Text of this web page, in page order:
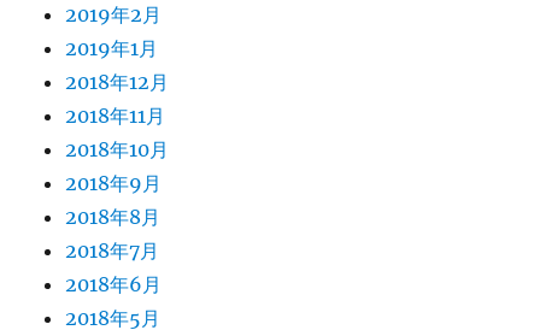
2019年2月
2019年1月
2018年12月
2018年11月
2018年10月
2018年9月
2018年8月
2018年7月
2018年6月
2018年5月